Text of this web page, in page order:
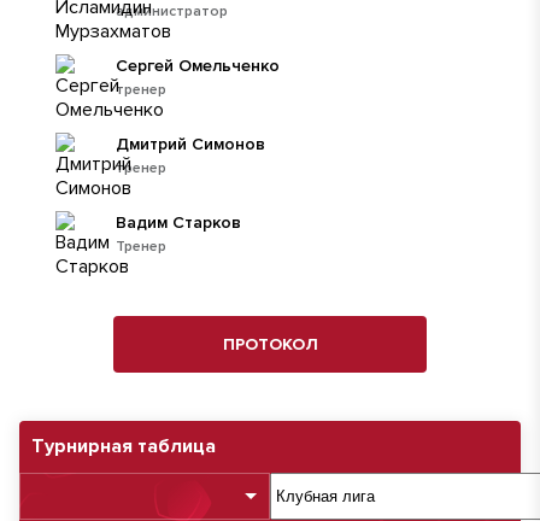
Турнирная таблица
администратор
тренер
Сергей Омельченко
тренер
Дмитрий Симонов
Тренер
Вадим Старков
ПРОТОКОЛ